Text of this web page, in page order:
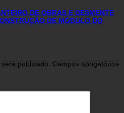
DE OBRAS E DESMENTE
DE MÓDULO DO
publicado. Campos obrigatórios